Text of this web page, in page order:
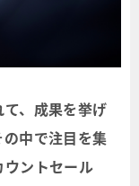
、成果を挙げ
中で注目を集
ントセール